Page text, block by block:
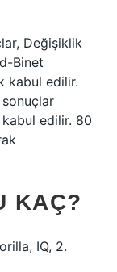
Değişiklik
Binet
kabul edilir.
sonuçlar
edilir. 80
KAÇ?
IQ, 2.